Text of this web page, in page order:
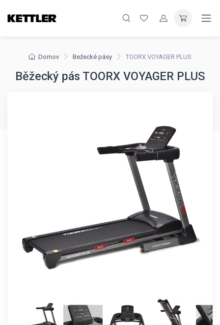
Domov Bežecké pásy TOORX VOYAGER PLUS
Běžecký pás TOORX VOYAGER PLUS